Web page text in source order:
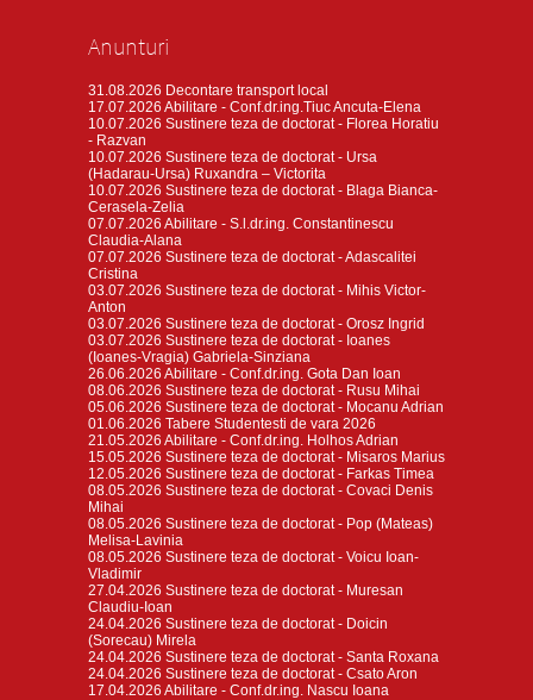
Anunturi
31.08.2026 Decontare transport local
17.07.2026 Abilitare - Conf.dr.ing.Tiuc Ancuta-Elena
10.07.2026 Sustinere teza de doctorat - Florea Horatiu
- Razvan
10.07.2026 Sustinere teza de doctorat - Ursa
(Hadarau-Ursa) Ruxandra – Victorita
10.07.2026 Sustinere teza de doctorat - Blaga Bianca-
Cerasela-Zelia
07.07.2026 Abilitare - S.l.dr.ing. Constantinescu
Claudia-Alana
07.07.2026 Sustinere teza de doctorat - Adascalitei
Cristina
03.07.2026 Sustinere teza de doctorat - Mihis Victor-
Anton
03.07.2026 Sustinere teza de doctorat - Orosz Ingrid
03.07.2026 Sustinere teza de doctorat - Ioanes
(Ioanes-Vragia) Gabriela-Sinziana
26.06.2026 Abilitare - Conf.dr.ing. Gota Dan Ioan
08.06.2026 Sustinere teza de doctorat - Rusu Mihai
05.06.2026 Sustinere teza de doctorat - Mocanu Adrian
01.06.2026 Tabere Studentesti de vara 2026
21.05.2026 Abilitare - Conf.dr.ing. Holhos Adrian
15.05.2026 Sustinere teza de doctorat - Misaros Marius
12.05.2026 Sustinere teza de doctorat - Farkas Timea
08.05.2026 Sustinere teza de doctorat - Covaci Denis
Mihai
08.05.2026 Sustinere teza de doctorat - Pop (Mateas)
Melisa-Lavinia
08.05.2026 Sustinere teza de doctorat - Voicu Ioan-
Vladimir
27.04.2026 Sustinere teza de doctorat - Muresan
Claudiu-Ioan
24.04.2026 Sustinere teza de doctorat - Doicin
(Sorecau) Mirela
24.04.2026 Sustinere teza de doctorat - Santa Roxana
24.04.2026 Sustinere teza de doctorat - Csato Aron
17.04.2026 Abilitare - Conf.dr.ing. Nascu Ioana